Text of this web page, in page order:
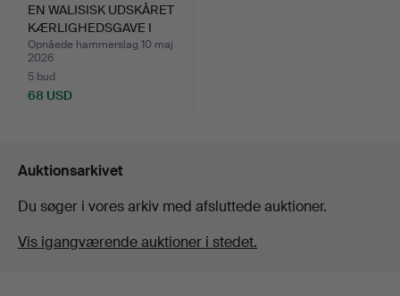
EN WALISISK UDSKÅRET
KÆRLIGHEDSGAVE I
TRÆ.
Opnåede hammerslag 10 maj
2026
5 bud
68 USD
Auktionsarkivet
Du søger i vores arkiv med afsluttede auktioner.
Vis igangværende auktioner i stedet.